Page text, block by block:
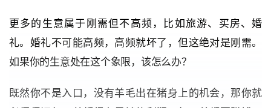
更多的生意属于刚需但不高频，比如旅游、买房、婚
礼。婚礼不可能高频，高频就坏了，但这绝对是刚需。
如果你的生意处在这个象限，该怎么办？
既然你不是入口，没有羊毛出在猪身上的机会，那你就